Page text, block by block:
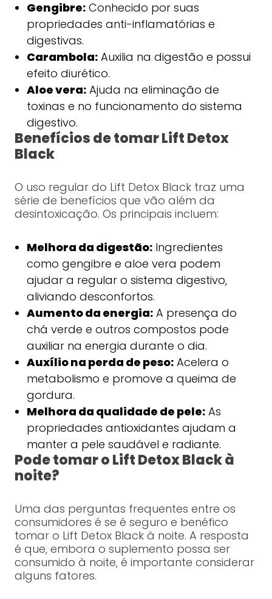
Gengibre:Conhecido por suas
propriedades anti-inflamatórias e
digestivas.
Carambola:Auxilia na digestão e possui
efeito diurético.
Aloe vera:Ajuda na eliminação de
toxinas e no funcionamento do sistema
digestivo.
Benefícios de tomar Lift Detox
Black
O uso regular do Lift Detox Black traz uma
série de benefícios que vão além da
desintoxicação. Os principais incluem:
Melhora da digestão:Ingredientes
como gengibre e aloe vera podem
ajudar a regular o sistema digestivo,
aliviando desconfortos.
Aumento da energia:A presença do
chá verde e outros compostos pode
auxiliar na energia durante o dia.
Auxílio na perda de peso:Acelera o
metabolismo e promove a queima de
gordura.
Melhora da qualidade de pele:As
propriedades antioxidantes ajudam a
manter a pele saudável e radiante.
Pode tomar o Lift Detox Black à
noite?
Uma das perguntas frequentes entre os
consumidores é se é seguro e benéfico
tomar o Lift Detox Black à noite. A resposta
é que, embora o suplemento possa ser
consumido à noite, é importante considerar
alguns fatores.